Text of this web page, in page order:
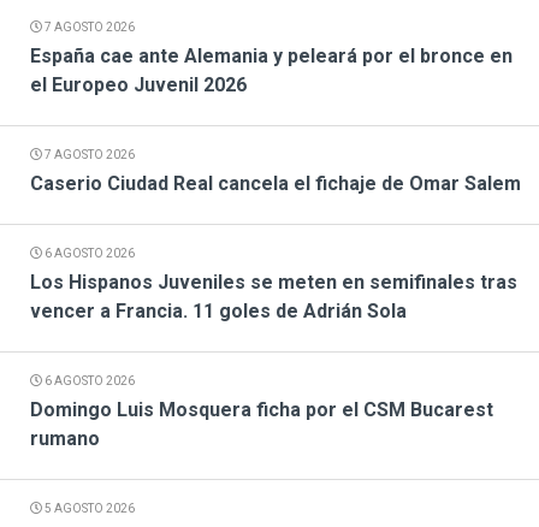
7 AGOSTO 2026
España cae ante Alemania y peleará por el bronce en
el Europeo Juvenil 2026
7 AGOSTO 2026
Caserio Ciudad Real cancela el fichaje de Omar Salem
6 AGOSTO 2026
Los Hispanos Juveniles se meten en semifinales tras
vencer a Francia. 11 goles de Adrián Sola
6 AGOSTO 2026
Domingo Luis Mosquera ficha por el CSM Bucarest
rumano
5 AGOSTO 2026